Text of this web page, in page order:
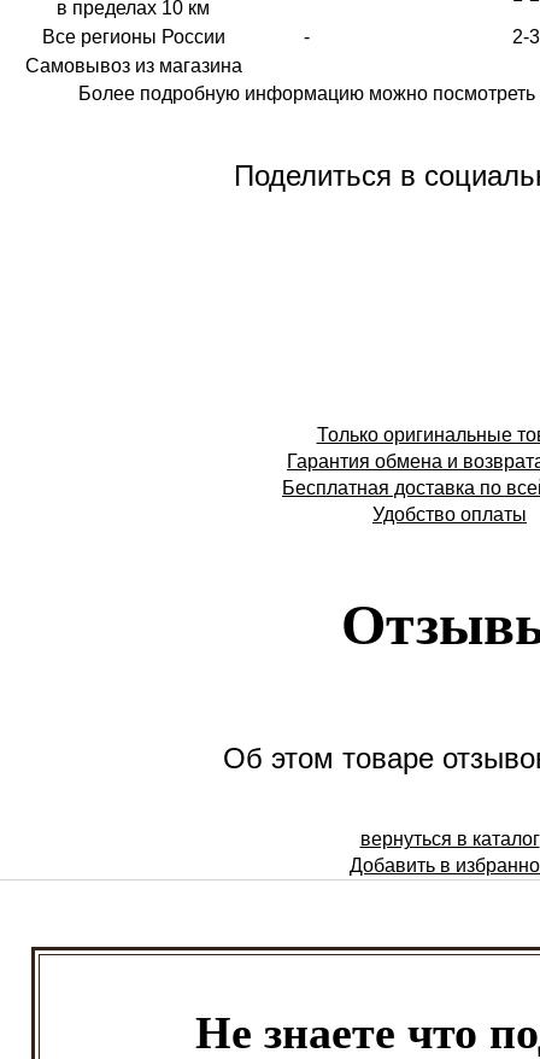
в пределах 10 км
Все регионы России -
2-
Самовывоз из магазина
Более подробную информацию можно посмотреть
Поделиться в
Только оригинальные
Гарантия обмена и
Бесплатная доставка по
Удобство оплаты
Об этом товаре
вернуться в каталог
Добавить в
Не знаете что